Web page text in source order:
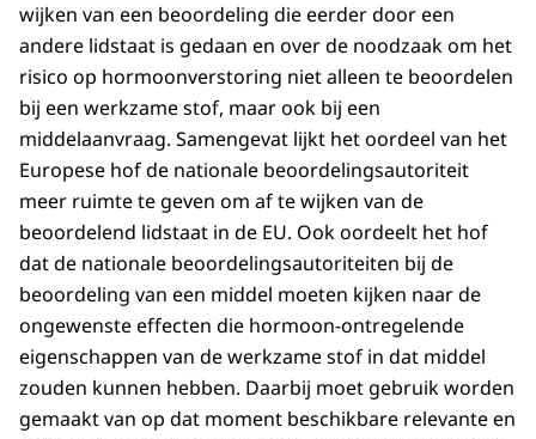
wijken van een beoordeling die eerder door een
andere lidstaat is gedaan en over de noodzaak om het
risico op hormoonverstoring niet alleen te beoordelen
bij een werkzame stof, maar ook bij een
middelaanvraag. Samengevat lijkt het oordeel van het
Europese hof de nationale beoordelingsautoriteit
meer ruimte te geven om af te wijken van de
beoordelend lidstaat in de EU. Ook oordeelt het hof
dat de nationale beoordelingsautoriteiten bij de
beoordeling van een middel moeten kijken naar de
ongewenste effecten die hormoon-ontregelende
eigenschappen van de werkzame stof in dat middel
zouden kunnen hebben. Daarbij moet gebruik worden
gemaakt van op dat moment beschikbare relevante en